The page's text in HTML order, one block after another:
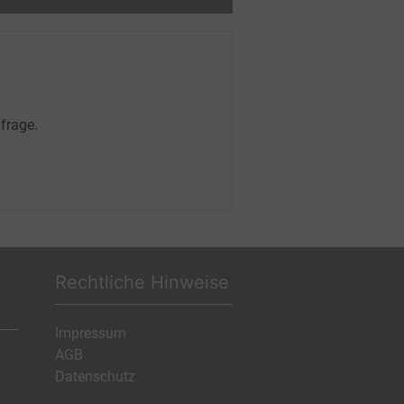
Rechtliche Hinweise
Impressum
AGB
Datenschutz